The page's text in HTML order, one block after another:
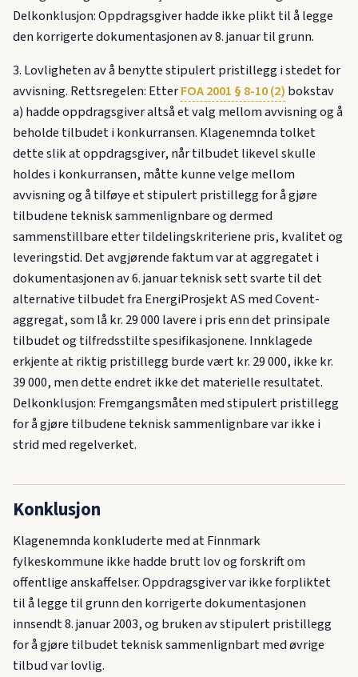
Delkonklusjon: Oppdragsgiver hadde ikke plikt til å legge
den korrigerte dokumentasjonen av 8. januar til grunn.
3. Lovligheten av å benytte stipulert pristillegg i stedet for
avvisning. Rettsregelen: EtterFOA 2001 § 8-10 (2) bokstav
a) hadde oppdragsgiver altså et valg mellom avvisning og å
beholde tilbudet i konkurransen. Klagenemnda tolket
dette slik at oppdragsgiver, når tilbudet likevel skulle
holdes i konkurransen, måtte kunne velge mellom
avvisning og å tilføye et stipulert pristillegg for å gjøre
tilbudene teknisk sammenlignbare og dermed
sammenstillbare etter tildelingskriteriene pris, kvalitet og
leveringstid. Det avgjørende faktum var at aggregatet i
dokumentasjonen av 6. januar teknisk sett svarte til det
alternative tilbudet fra EnergiProsjekt AS med Covent-
aggregat, som lå kr. 29 000 lavere i pris enn det prinsipale
tilbudet og tilfredsstilte spesifikasjonene. Innklagede
erkjente at riktig pristillegg burde vært kr. 29 000, ikke kr.
39 000, men dette endret ikke det materielle resultatet.
Delkonklusjon: Fremgangsmåten med stipulert pristillegg
for å gjøre tilbudene teknisk sammenlignbare var ikke i
strid med regelverket.
Konklusjon
Klagenemnda konkluderte med at Finnmark
fylkeskommune ikke hadde brutt lov og forskrift om
offentlige anskaffelser. Oppdragsgiver var ikke forpliktet
til å legge til grunn den korrigerte dokumentasjonen
innsendt 8. januar 2003, og bruken av stipulert pristillegg
for å gjøre tilbudet teknisk sammenlignbart med øvrige
tilbud var lovlig.